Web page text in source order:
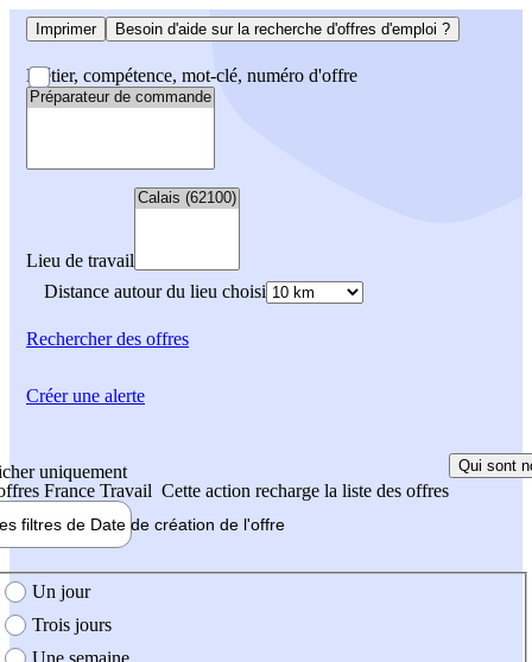
Imprimer Besoin d'aide sur la recherche d'offres d'emploi ?
Métier, compétence, mot-clé, numéro d'offre
Lieu de travail
Distance autour du lieu choisi
Rechercherdes offres
uniquement
France Travail Cette action recharge la liste des offres
Qui sont
filtres de Date de création de l'offre
création de l'offre
Un jour
Trois jours
Une semaine
Créer une alerte